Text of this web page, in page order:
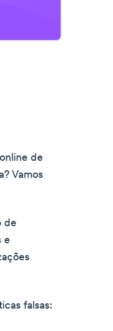
de
Vamos
de
e
falsas: